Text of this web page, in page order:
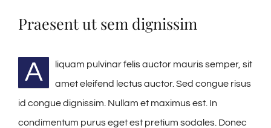
Praesent ut sem dignissim
A
liquam pulvinar felis auctor mauris semper, sit
amet eleifend lectus auctor. Sed congue risus
id congue dignissim. Nullam et maximus est. In
condimentum purus eget est pretium sodales. Donec